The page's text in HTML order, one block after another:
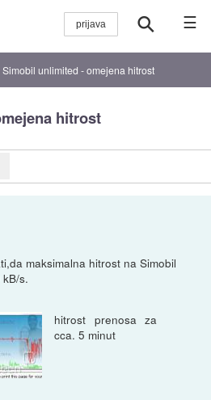
☰
Simobil unlimited - omejena hitrost
hitrost
maksimalna hitrost na Simobil
s.
hitrost prenosa za
cca. 5 minut